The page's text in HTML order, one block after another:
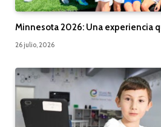
Minnesota 2026: Una experiencia
26 julio, 2026